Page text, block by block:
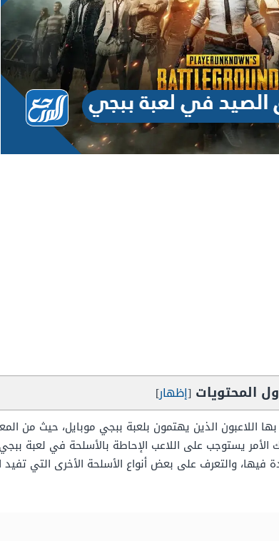
المحتويات [إظهار]
اللاعبون الذين يهتمون بلعبة ببجي موبايل، حيث من
يستوجب على اللاعب الإحاطة بالأسلحة في لعبة
فيها، والتعرف على بعض أنواع الأسلحة الأخرى التي